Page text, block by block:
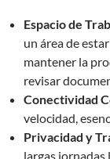
Espacio de
un área de
mantener la
revisar
Conectividad
velocidad,
Privacidad y
largas